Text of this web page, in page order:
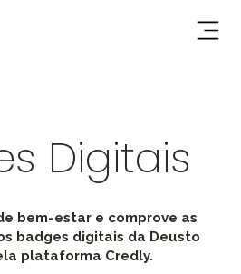
Digitais
bem-estar e comprove as
badges digitais da Deusto
plataforma Credly.